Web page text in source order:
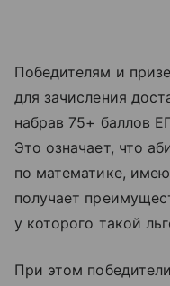
Победителям и
для зачисления
набрав 75+ баллов
Это означает, что
по математике,
получает
у которого такой
При этом